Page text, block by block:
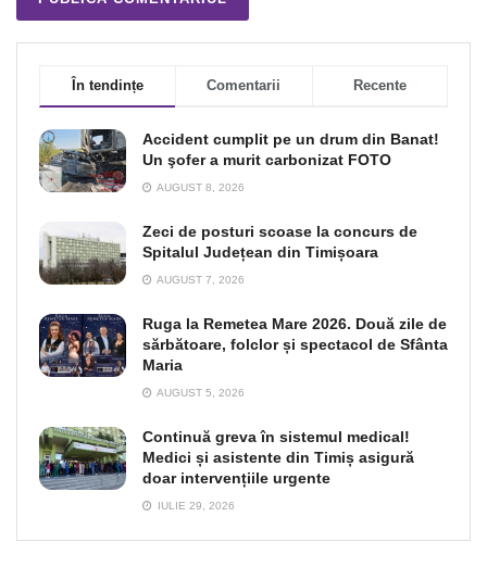
În tendințe Comentarii Recente
Accident cumplit pe un drum din Banat!
Un şofer a murit carbonizat FOTO
AUGUST 8, 2026
Zeci de posturi scoase la concurs de
Spitalul Județean din Timișoara
AUGUST 7, 2026
Ruga la Remetea Mare 2026. Două zile de
sărbătoare, folclor și spectacol de Sfânta
Maria
AUGUST 5, 2026
Continuă greva în sistemul medical!
Medici și asistente din Timiș asigură
doar intervențiile urgente
IULIE 29, 2026